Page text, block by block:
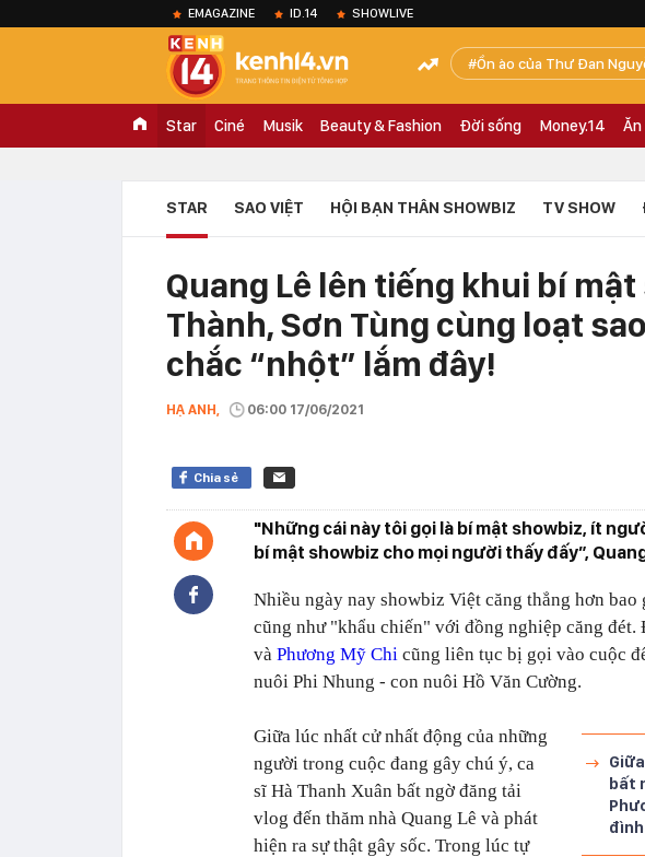
EMAGAZINE ID.14 SHOWLIVE
Ồn ào của Thư Đan
Star Ciné Musik Beauty & Fashion Đời sống Money.14
STAR SAO VIỆT HỘI BẠN THÂN SHOWBIZ TV SHOW
Quang Lê lên tiếng khui bí
Thành, Sơn Tùng cùng loạt
chắc “nhột” lắm đây!
HẠ ANH, 06:00 17/06/2021
Chia sẻ
"Những cái này tôi gọi là bí mật showbiz, ít
bí mật showbiz cho mọi người thấy đấy”,
Nhiều ngày nay showbiz Việt căng thẳng hơn
cũng như "khẩu chiến" với đồng nghiệp căng đét.
và Phương Mỹ Chi cũng liên tục bị gọi vào cuộc
nuôi Phi Nhung - con nuôi Hồ Văn Cường.
bất
Giữa lúc nhất cử nhất động của những
người trong cuộc đang gây chú ý, ca
sĩ Hà Thanh Xuân bất ngờ đăng tải
vlog đến thăm nhà Quang Lê và phát
hiện ra sự thật gây sốc. Trong lúc tự